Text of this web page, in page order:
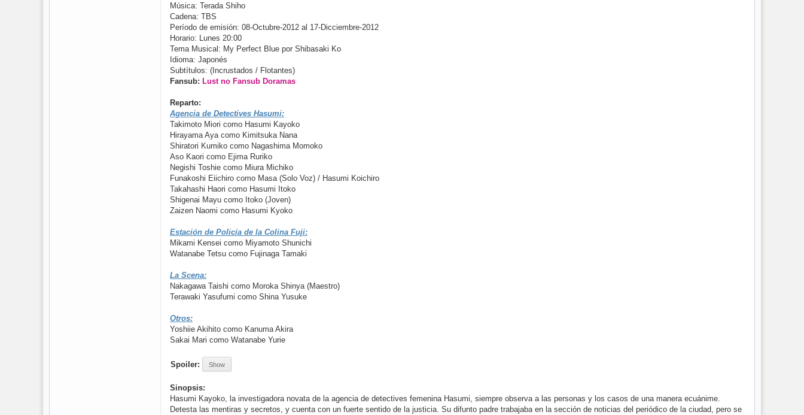
Música: Terada Shiho
Cadena: TBS
Período de emisión: 08-Octubre-2012 al 17-Dicciembre-2012
Horario: Lunes 20:00
Tema Musical: My Perfect Blue por Shibasaki Ko
Idioma: Japonés
Subtítulos: (Incrustados / Flotantes)
Fansub: Lust no Fansub Doramas
Reparto:
Agencia de Detectives Hasumi:
Takimoto Miori como Hasumi Kayoko
Hirayama Aya como Kimitsuka Nana
Shiratori Kumiko como Nagashima Momoko
Aso Kaori como Ejima Ruriko
Negishi Toshie como Miura Michiko
Funakoshi Eiichiro como Masa (Solo Voz) / Hasumi Koichiro
Takahashi Haori como Hasumi Itoko
Shigenai Mayu como Itoko (Joven)
Zaizen Naomi como Hasumi Kyoko
Estación de Policía de la Colina Fuji:
Mikami Kensei como Miyamoto Shunichi
Watanabe Tetsu como Fujinaga Tamaki
La Scena:
Nakagawa Taishi como Moroka Shinya (Maestro)
Terawaki Yasufumi como Shina Yusuke
Otros:
Yoshiie Akihito como Kanuma Akira
Sakai Mari como Watanabe Yurie
Spoiler: Show
Sinopsis:
Hasumi Kayoko, la investigadora novata de la agencia de detectives femenina Hasumi, siempre observa a las personas y los casos de una manera ecuánime.
Detesta las mentiras y secretos, y cuenta con un fuerte sentido de la justicia. Su difunto padre trabajaba en la sección de noticias del periódico de la ciudad, pero se